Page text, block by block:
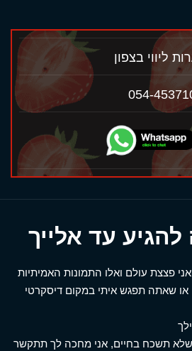
ליווי בצפון
054-
פצצת עולם ואלו התמונות האמיתיות
או שאתה תפגש איתי במקום דיסקרטי
תשכח בחיים, אני מחכה לך תתקשר